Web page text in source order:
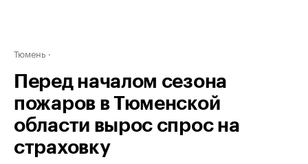
Тюмень
Перед началом сезона
пожаров в Тюменской
области вырос спрос на
страховку